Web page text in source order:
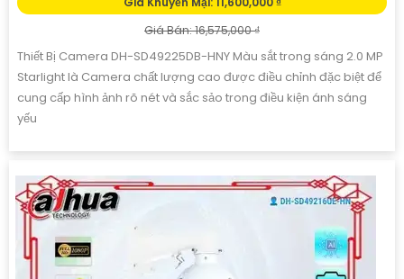
Giá Bán: 16,575,000 ₫
Thiết Bị Camera DH-SD49225DB-HNY Màu sắt trong sáng 2.0 MP
Starlight là Camera chất lượng cao được điều chỉnh đặc biệt để
cung cấp hình ảnh rõ nét và sắc sảo trong điều kiện ánh sáng
yếu